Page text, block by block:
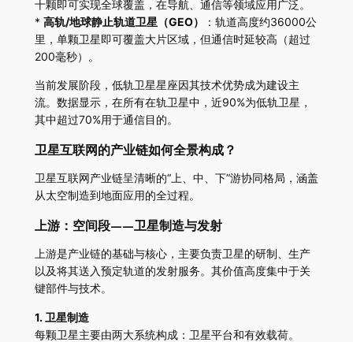
十颗即可实现全球覆盖，在导航、通信等领域应用广泛。
* 高轨/地球静止轨道卫星（GEO）
：轨道高度约36000公
里，单颗卫星即可覆盖大片区域，但通信时延较高（超过
200毫秒）。
当前发展阶段，低轨卫星星座因其技术优势成为建设主
流。数据显示，在所有在轨卫星中，近90%为低轨卫星，
其中超过70%用于通信目的。
卫星互联网的产业链如何全景构成？
卫星互联网产业链呈清晰的“上、中、下”游协同格局，涵盖
从太空制造到地面应用的全过程。
上游：空间段——卫星制造与发射
上游是产业链的基础与核心，主要负责卫星的研制、生产
以及将其送入预定轨道的发射服务。其价值高度集中于关
键部件与技术。
1. 卫星制造
每颗卫星主要由两大系统构成：卫星平台和有效载荷。